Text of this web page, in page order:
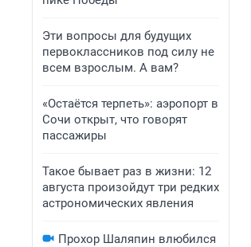
Эти вопросы для будущих
первоклассников под силу не
всем взрослым. А вам?
«Остаётся терпеть»: аэропорт в
Сочи открыт, что говорят
пассажиры
Такое бывает раз в жизни: 12
августа произойдут три редких
астрономических явления
Прохор Шаляпин влюбился